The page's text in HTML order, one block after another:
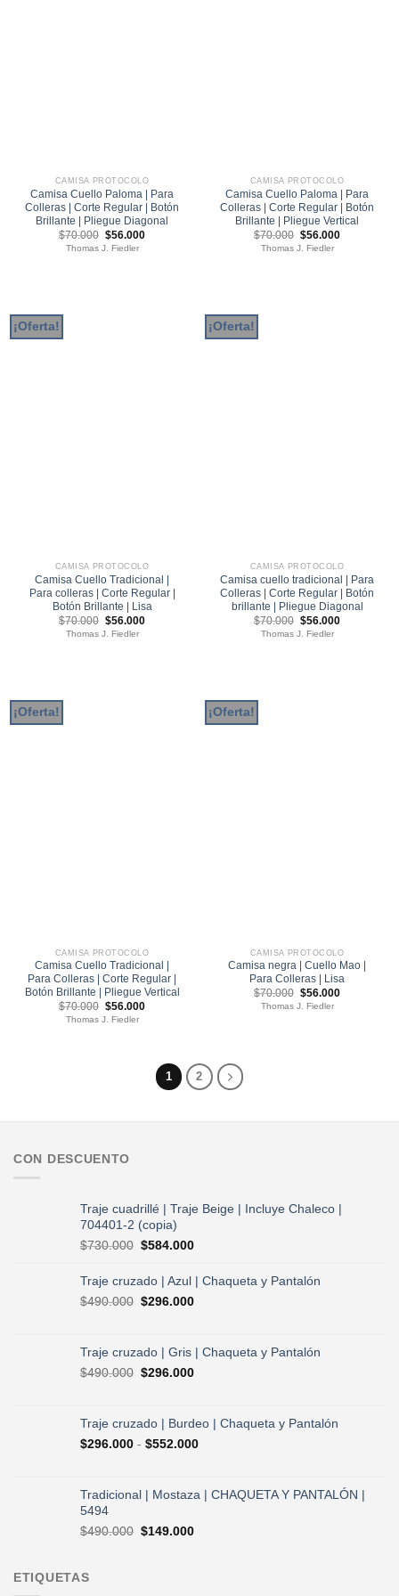
CAMISA PROTOCOLO
Camisa Cuello Paloma | Para
Colleras | Corte Regular | Botón
Brillante | Pliegue Diagonal
$70.000 El
precio
original
$56.000El
Thomas J. Fiedler
CAMISA PROTOCOLO
Camisa Cuello Paloma | Para
Colleras | Corte Regular | Botón
Brillante | Pliegue Vertical
$70.000 El
precio
original
$56.000El
Thomas J. Fiedler
¡Oferta!
CAMISA PROTOCOLO
Camisa Cuello Tradicional |
Para colleras | Corte Regular |
Botón Brillante | Lisa
$70.000 El
precio
original
$56.000El
Thomas J. Fiedler
¡Oferta!
CAMISA PROTOCOLO
Camisa cuello tradicional | Para
Colleras | Corte Regular | Botón
brillante | Pliegue Diagonal
$70.000 El
precio
original
$56.000El
Thomas J. Fiedler
¡Oferta!
CAMISA PROTOCOLO
Camisa Cuello Tradicional |
Para Colleras | Corte Regular |
Botón Brillante | Pliegue Vertical
$70.000 El
precio
original
$56.000El
Thomas J. Fiedler
¡Oferta!
CAMISA PROTOCOLO
Camisa negra | Cuello Mao |
Para Colleras | Lisa
$70.000 El
precio
original
$56.000El
Thomas J. Fiedler
1 2
CON DESCUENTO
Traje cuadrillé | Traje Beige | Incluye Chaleco |
704401-2 (copia)
$730.000 El
original
era:
$730.000.
$584.000El
actual
es:
Traje cruzado | Azul | Chaqueta y Pantalón
$490.000 El
era:
$490.000.
$296.000El
es:
Traje cruzado | Gris | Chaqueta y Pantalón
$490.000 El
era:
$490.000.
$296.000El
es:
$296.000.
Traje cruzado | Burdeo | Chaqueta y Pantalón
$296.000 - $552.000Rango
desde
Tradicional | Mostaza | CHAQUETA Y PANTALÓN |
5494
$490.000 El
$149.000El
ETIQUETAS